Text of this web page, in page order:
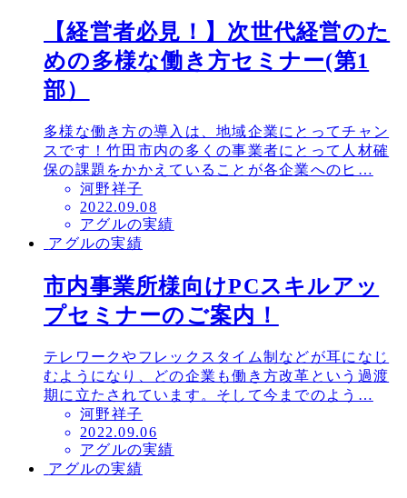
【経営者必見！】次世代経営のた
めの多様な働き方セミナー(第1
部）
多様な働き方の導入は、地域企業にとってチャン
スです！竹田市内の多くの事業者にとって人材確
保の課題をかかえていることが各企業へのヒ…
河野祥子
投
稿
日
2022.09.08
アグルの実績
アグルの実績
市内事業所様向けPCスキルアッ
プセミナーのご案内！
テレワークやフレックスタイム制などが耳になじ
むようになり、どの企業も働き方改革という過渡
期に立たされています。そして今までのよう…
河野祥子
投
稿
日
2022.09.06
アグルの実績
アグルの実績